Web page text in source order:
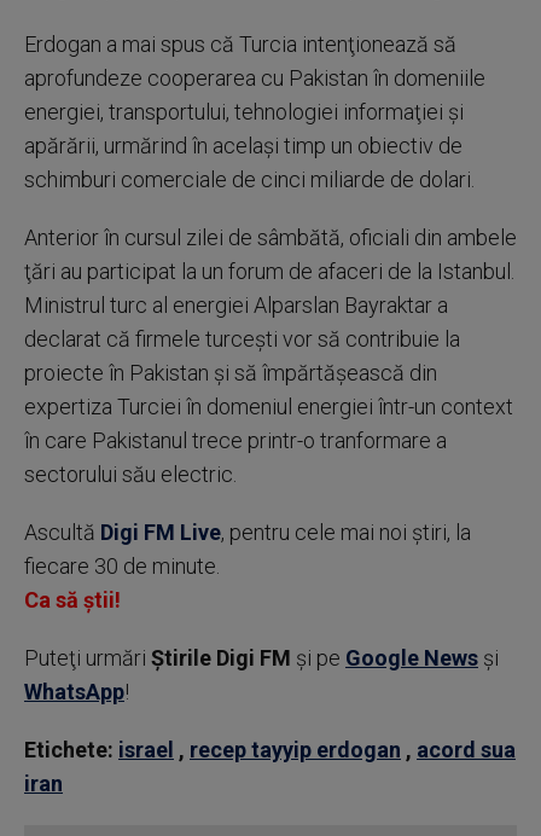
Erdogan a mai spus că Turcia intenţionează să
aprofundeze cooperarea cu Pakistan în domeniile
energiei, transportului, tehnologiei informaţiei şi
apărării, urmărind în acelaşi timp un obiectiv de
schimburi comerciale de cinci miliarde de dolari.
Anterior în cursul zilei de sâmbătă, oficiali din ambele
ţări au participat la un forum de afaceri de la Istanbul.
Ministrul turc al energiei Alparslan Bayraktar a
declarat că firmele turceşti vor să contribuie la
proiecte în Pakistan şi să împărtăşească din
expertiza Turciei în domeniul energiei într-un context
în care Pakistanul trece printr-o tranformare a
sectorului său electric.
Ascultă Digi FM Live, pentru cele mai noi știri, la
fiecare 30 de minute.
Ca să știi!
Puteţi urmări Știrile Digi FM şi pe Google News şi
WhatsApp!
Etichete: israel , recep tayyip erdogan , acord sua
iran